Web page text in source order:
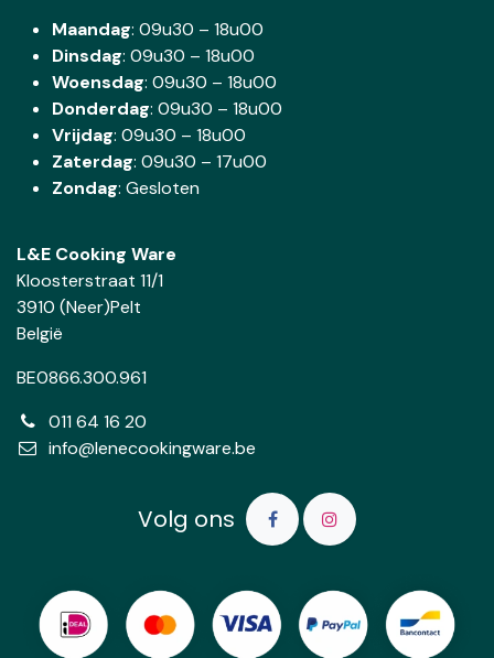
Maandag: 09u30 – 18u00
Dinsdag: 09u30 – 18u00
Woensdag: 09u30 – 18u00
Donderdag: 09u30 – 18u00
Vrijdag: 09u30 – 18u00
Zaterdag: 09u30 – 17u00
Zondag: Gesloten
L&E Cooking Ware
Kloosterstraat 11/1
3910 (Neer)Pelt
België
BE0866.300.961
011 64 16 20
info@lenecookingware.be
Volg ons